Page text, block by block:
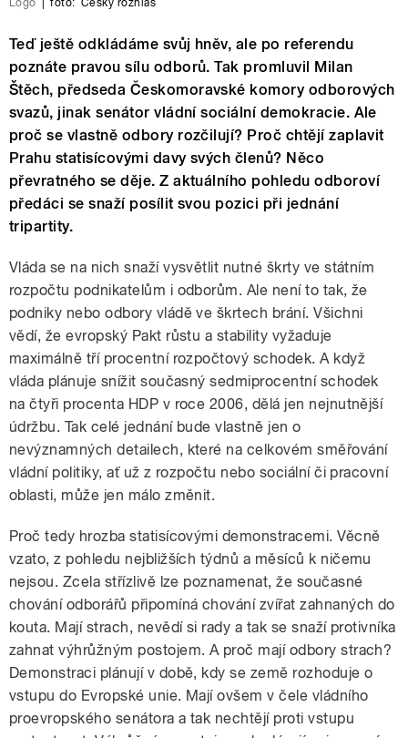
Teď ještě odkládáme svůj hněv, ale po referendu
poznáte pravou sílu odborů. Tak promluvil Milan
Štěch, předseda Českomoravské komory odborových
svazů, jinak senátor vládní sociální demokracie. Ale
proč se vlastně odbory rozčilují? Proč chtějí zaplavit
Prahu statisícovými davy svých členů? Něco
převratného se děje. Z aktuálního pohledu odboroví
předáci se snaží posílit svou pozici při jednání
tripartity.
Vláda se na nich snaží vysvětlit nutné škrty ve státním
rozpočtu podnikatelům i odborům. Ale není to tak, že
podniky nebo odbory vládě ve škrtech brání. Všichni
vědí, že evropský Pakt růstu a stability vyžaduje
maximálně tří procentní rozpočtový schodek. A když
vláda plánuje snížit současný sedmiprocentní schodek
na čtyři procenta HDP v roce 2006, dělá jen nejnutnější
údržbu. Tak celé jednání bude vlastně jen o
nevýznamných detailech, které na celkovém směřování
vládní politiky, ať už z rozpočtu nebo sociální či pracovní
oblasti, může jen málo změnit.
Proč tedy hrozba statisícovými demonstracemi. Věcně
vzato, z pohledu nejbližších týdnů a měsíců k ničemu
nejsou. Zcela střízlivě lze poznamenat, že současné
chování odborářů připomíná chování zvířat zahnaných do
kouta. Mají strach, nevědí si rady a tak se snaží protivníka
zahnat výhrůžným postojem. A proč mají odbory strach?
Demonstraci plánují v době, kdy se země rozhoduje o
vstupu do Evropské unie. Mají ovšem v čele vládního
proevropského senátora a tak nechtějí proti vstupu